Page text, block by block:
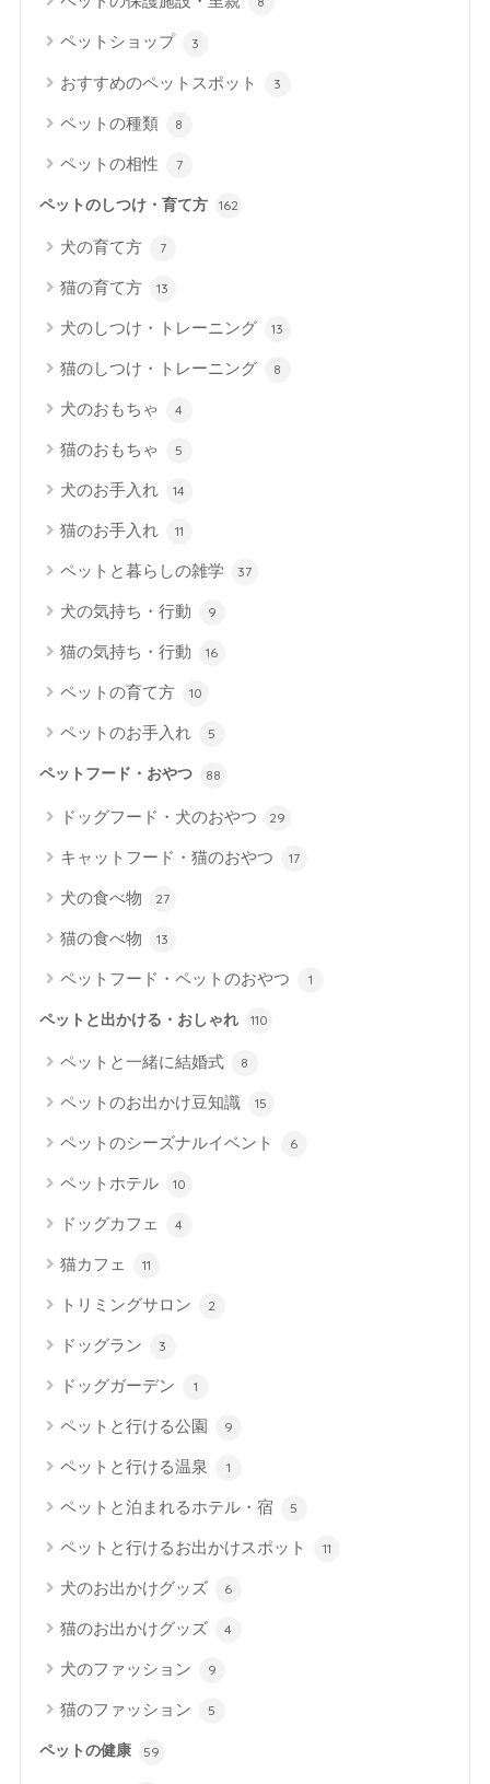
ペットショップ 3
おすすめのペットスポット 3
ペットの種類 8
ペットの相性 7
ペットのしつけ・育て方 162
犬の育て方 7
猫の育て方 13
犬のしつけ・トレーニング 13
猫のしつけ・トレーニング 8
犬のおもちゃ 4
猫のおもちゃ 5
犬のお手入れ 14
猫のお手入れ 11
ペットと暮らしの雑学 37
犬の気持ち・行動 9
猫の気持ち・行動 16
ペットの育て方 10
ペットのお手入れ 5
ペットフード・おやつ 88
ドッグフード・犬のおやつ 29
キャットフード・猫のおやつ 17
犬の食べ物 27
猫の食べ物 13
ペットフード・ペットのおやつ 1
ペットと出かける・おしゃれ 110
ペットと一緒に結婚式 8
ペットのお出かけ豆知識 15
ペットのシーズナルイベント 6
ペットホテル 10
ドッグカフェ 4
猫カフェ 11
トリミングサロン 2
ドッグラン 3
ドッグガーデン 1
ペットと行ける公園 9
ペットと行ける温泉 1
ペットと泊まれるホテル・宿 5
ペットと行けるお出かけスポット 11
犬のお出かけグッズ 6
猫のお出かけグッズ 4
犬のファッション 9
猫のファッション 5
ペットの健康 59